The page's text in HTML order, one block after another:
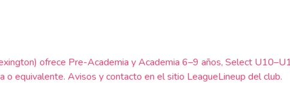
ofrece Pre-Academia y Academia 6–9 años, Select
o equivalente. Avisos y contacto en el sitio LeagueLineup del club.